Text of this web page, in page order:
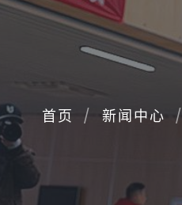
首页 新闻中心